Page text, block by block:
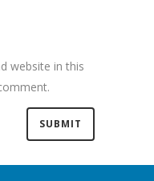
website in this